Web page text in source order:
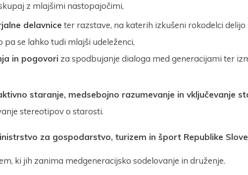
z mlajšimi nastopajočimi,
delavnice ter razstave, na katerih izkušeni rokodelci delijo
pa se lahko tudi mlajši udeleženci,
in pogovori za spodbujanje dialoga med generacijami ter
staranje, medsebojno razumevanje in vključevanje
stereotipov o starosti.
za gospodarstvo, turizem in šport Republike
ki jih zanima medgeneracijsko sodelovanje in druženje.